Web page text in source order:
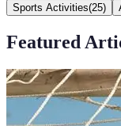
Sports Activities(25)
Featured